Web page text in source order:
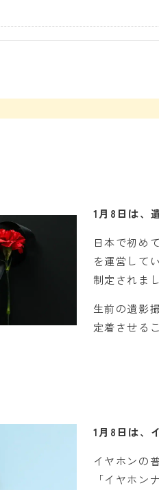
1月8日は、
日本で初め
を運営して
制定されまし
生前の遺影
定着させる
1月8日は、
イヤホンの
「イヤホン